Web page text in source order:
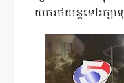
យករថយន្តទៅរក្ស